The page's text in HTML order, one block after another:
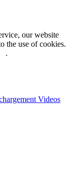
our website
the use of cookies.
.
Videos